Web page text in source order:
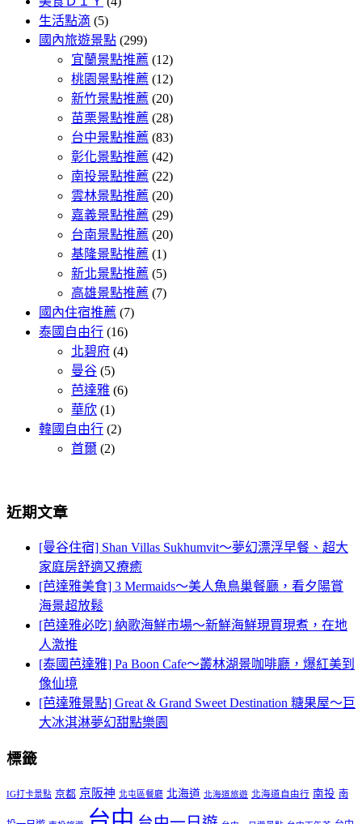
生活點滴 (5)
國內旅遊景點 (299)
宜蘭景點推薦 (12)
桃園景點推薦 (12)
新竹景點推薦 (20)
苗栗景點推薦 (28)
台中景點推薦 (83)
彰化景點推薦 (42)
南投景點推薦 (22)
雲林景點推薦 (20)
嘉義景點推薦 (29)
台南景點推薦 (20)
基隆景點推薦 (1)
新北景點推薦 (5)
高雄景點推薦 (7)
國內住宿推薦 (7)
泰國自由行 (16)
北碧府 (4)
曼谷 (5)
芭達雅 (6)
華欣 (1)
韓國自由行 (2)
首爾 (2)
近期文章
[曼谷住宿] Shan Villas Sukhumvit～夢幻漂浮早餐、超大
家庭房舒適又療癒
[芭達雅美食] 3 Mermaids～美人魚鳥巢餐廳，看夕陽賞
海景超放鬆
[芭達雅必吃] 納歌海鮮市場～新鮮海鮮現買現煮，在地
人激推
[泰國芭達雅] Pa Boon Cafe～叢林湖景咖啡廳，爆紅美到
像仙境
[芭達雅景點] Great & Grand Sweet Destination 糖果屋～巨
大冰淇淋夢幻甜點樂園
標籤
IG打卡景點 京都 京阪神 北屯區餐廳 北海道 北海道旅遊 北海道自由行 南投 南